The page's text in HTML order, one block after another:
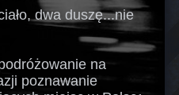
dwa duszę...nie
na
poznawanie